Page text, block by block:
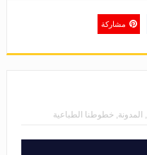
مشاركة
المدونة خطوطنا الطباعية